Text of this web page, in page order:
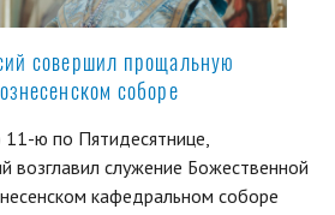
совершил прощальную
соборе
ю по Пятидесятнице,
возглавил служение Божественной
кафедральном соборе